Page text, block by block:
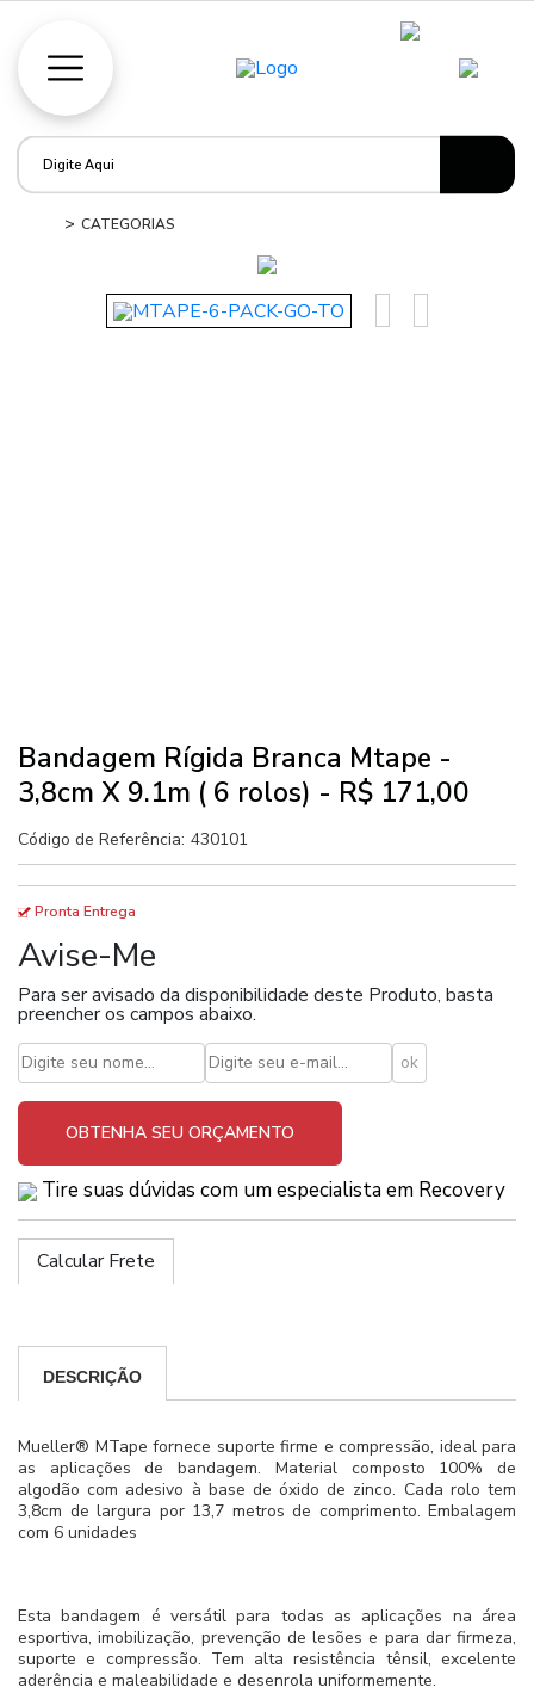
CATEGORIAS
Bandagem Rígida Branca Mtape -
3,8cm X 9.1m ( 6 rolos) - R$ 171,00
Código de Referência: 430101
Pronta Entrega
Avise-Me
Para ser avisado da disponibilidade deste Produto, basta
preencher os campos abaixo.
OBTENHA SEU ORÇAMENTO
Tire suas dúvidas com um especialista em Recovery
Calcular Frete
DESCRIÇÃO
Mueller® MTape fornece suporte firme e compressão, ideal para
as aplicações de bandagem. Material composto 100% de
algodão com adesivo à base de óxido de zinco. Cada rolo tem
3,8cm de largura por 13,7 metros de comprimento. Embalagem
com 6 unidades
Esta bandagem é versátil para todas as aplicações na área
esportiva, imobilização, prevenção de lesões e para dar firmeza,
suporte e compressão. Tem alta resistência tênsil, excelente
aderência e maleabilidade e desenrola uniformemente.